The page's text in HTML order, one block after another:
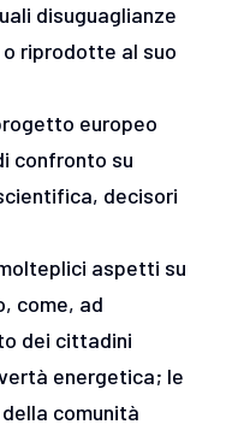
disuguaglianze
riprodotte al suo
europeo
confronto su
decisori
aspetti su
come, ad
dei cittadini
energetica; le
comunità